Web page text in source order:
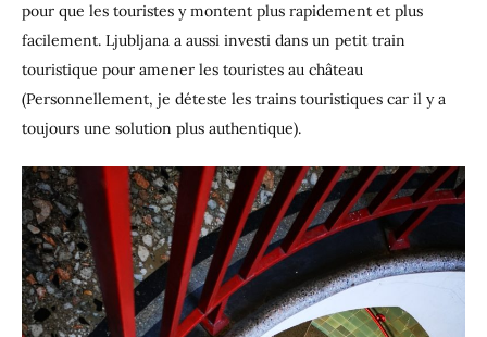
pour que les touristes y montent plus rapidement et plus
facilement. Ljubljana a aussi investi dans un petit train
touristique pour amener les touristes au château
(Personnellement, je déteste les trains touristiques car il y a
toujours une solution plus authentique).